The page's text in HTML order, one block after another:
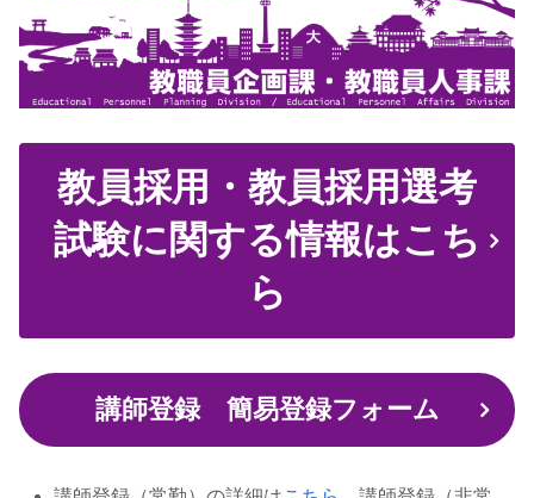
教員採用・教員採用選考
試験に関する情報はこち
ら
講師登録 簡易登録フォーム